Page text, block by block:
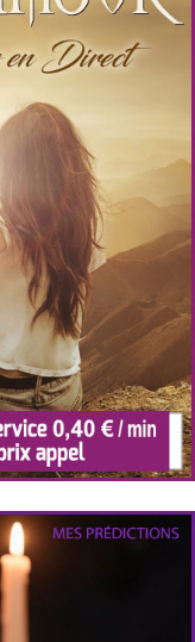
sans CB